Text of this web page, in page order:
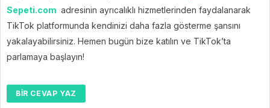
Sepeti.com adresinin ayrıcalıklı hizmetlerinden faydalanarak
TikTok platformunda kendinizi daha fazla gösterme şansını
yakalayabilirsiniz. Hemen bugün bize katılın ve TikTok’ta
parlamaya başlayın!
BIR CEVAP YAZ